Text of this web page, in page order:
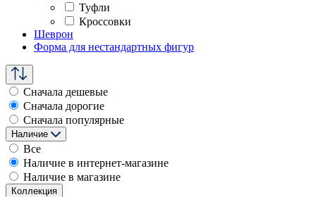
Туфли
Кроссовки
Шеврон
Форма для нестандартных фигур
Сначала дешевые
Сначала дорогие
Сначала популярные
Наличие
Все
Наличие в интернет-магазине
Наличие в магазине
Коллекция